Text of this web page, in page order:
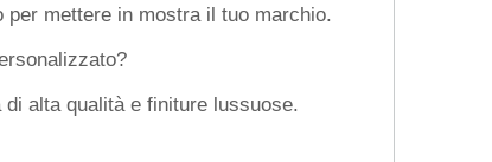
mettere in mostra il tuo marchio.
alta qualità e finiture lussuose.